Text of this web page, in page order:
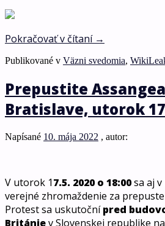
Pokračovať v čítaní →
Publikované v Väzni svedomia,
Prepustite
Bratislave, utorok
Napísané 10. mája 2022 , autor:
V utorok 17.5. 2020 o 18:00sa aj v
verejné zhromaždenie za
Protest sa uskutočnípred
Britániev Slovenskej republike na